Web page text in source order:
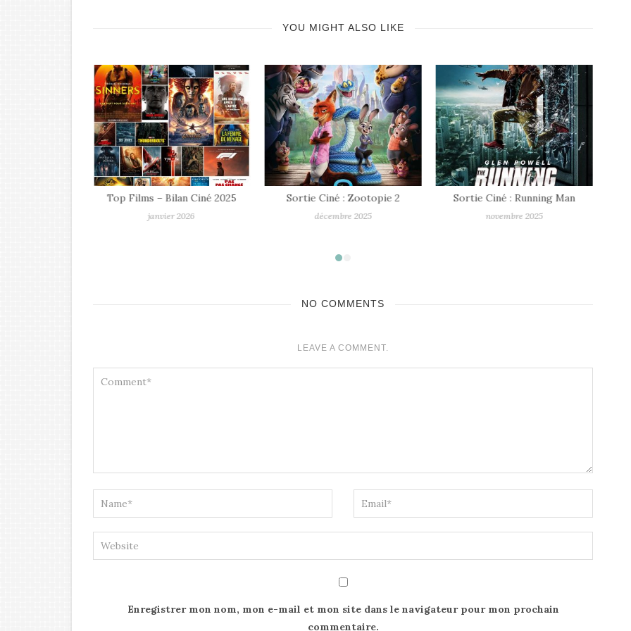
YOU MIGHT ALSO LIKE
Top Films – Bilan Ciné 2025
janvier 2026
Sortie Ciné : Zootopie 2
décembre 2025
Sortie Ciné : Running Man
novembre 2025
NO COMMENTS
LEAVE A COMMENT.
Enregistrer mon nom, mon e-mail et mon site dans le navigateur pour mon prochain
commentaire.